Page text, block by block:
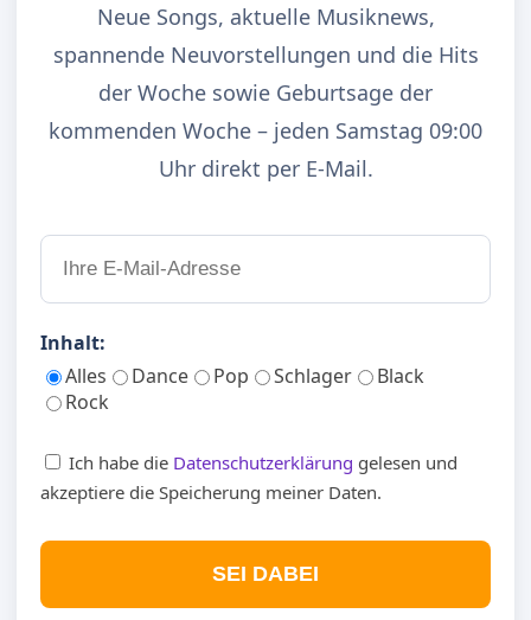
Neue Songs, aktuelle Musiknews,
spannende Neuvorstellungen und die Hits
der Woche sowie Geburtsage der
kommenden Woche – jeden Samstag 09:00
Uhr direkt per E-Mail.
Inhalt:
Alles
Dance Pop Schlager
Black
Rock
Ich habe die Datenschutzerklärung gelesen und
akzeptiere die Speicherung meiner Daten.
SEI DABEI